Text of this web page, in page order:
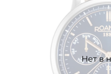
Нет в